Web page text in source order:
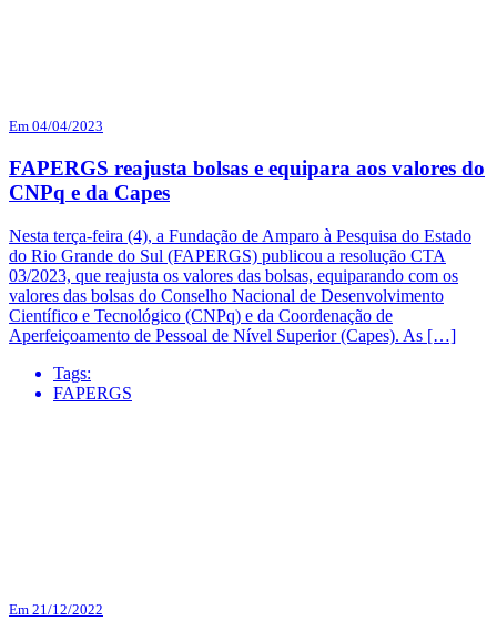
Em 04/04/2023
FAPERGS reajusta bolsas e equipara aos valores do
CNPq e da Capes
Nesta terça-feira (4), a Fundação de Amparo à Pesquisa do Estado
do Rio Grande do Sul (FAPERGS) publicou a resolução CTA
03/2023, que reajusta os valores das bolsas, equiparando com os
valores das bolsas do Conselho Nacional de Desenvolvimento
Científico e Tecnológico (CNPq) e da Coordenação de
Aperfeiçoamento de Pessoal de Nível Superior (Capes). As […]
Tags:
FAPERGS
Em 21/12/2022